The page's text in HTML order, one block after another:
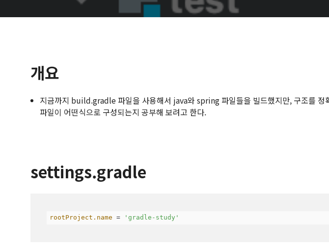
개요
지금까지 build.gradle 파일을 사용해서 java와 spring 파일들을 빌드했지만, 구조를
파일이 어떤식으로 구성되는지 공부해 보려고 한다.
settings.gradle
rootProject.name = 'gradle-study'